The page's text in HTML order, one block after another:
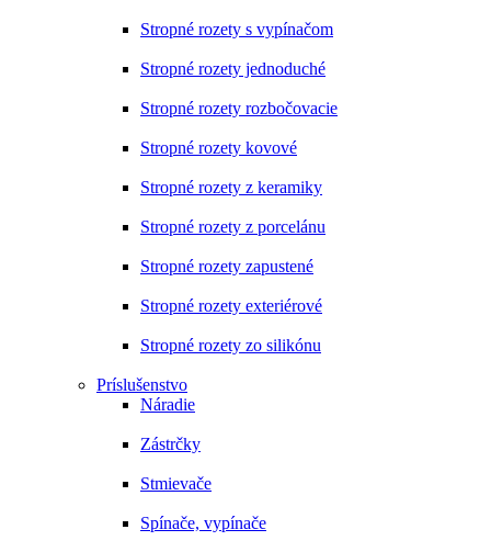
Stropné rozety s vypínačom
Stropné rozety jednoduché
Stropné rozety rozbočovacie
Stropné rozety kovové
Stropné rozety z keramiky
Stropné rozety z porcelánu
Stropné rozety zapustené
Stropné rozety exteriérové
Stropné rozety zo silikónu
Príslušenstvo
Náradie
Zástrčky
Stmievače
Spínače, vypínače